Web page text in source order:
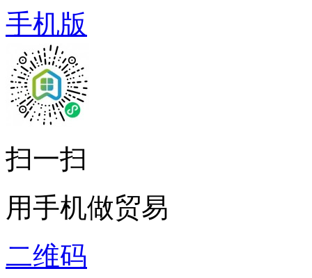
手机版
扫一扫
用手机做贸易
二维码